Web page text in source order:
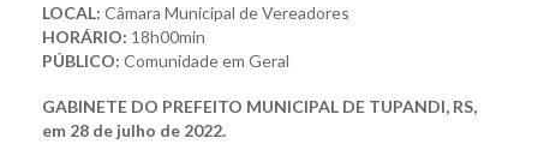
LOCAL: Câmara Municipal de Vereadores
HORÁRIO: 18h00min
PÚBLICO: Comunidade em Geral
GABINETE DO PREFEITO MUNICIPAL DE TUPANDI, RS,
em 28 de julho de 2022.